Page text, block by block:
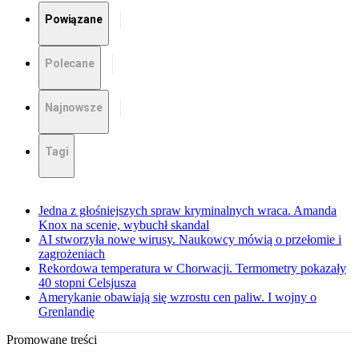
Powiązane
Polecane
Najnowsze
Tagi
Jedna z głośniejszych spraw kryminalnych wraca. Amanda
Knox na scenie, wybuchł skandal
AI stworzyła nowe wirusy. Naukowcy mówią o przełomie i
zagrożeniach
Rekordowa temperatura w Chorwacji. Termometry pokazały
40 stopni Celsjusza
Amerykanie obawiają się wzrostu cen paliw. I wojny o
Grenlandię
Promowane treści